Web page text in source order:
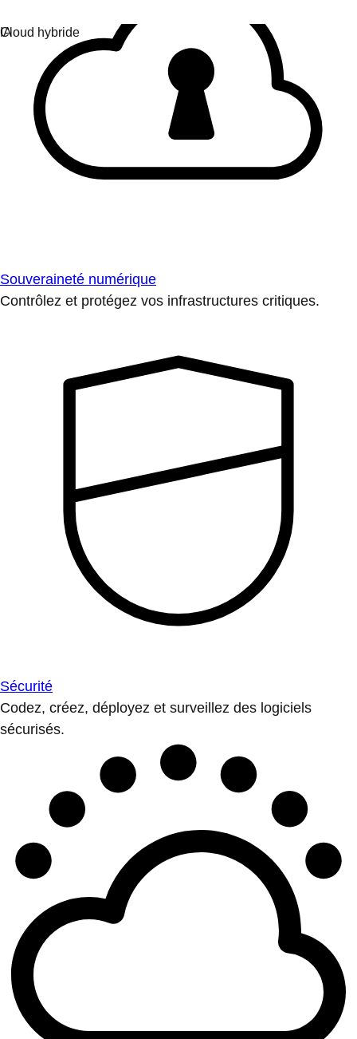
Souveraineté numérique
Contrôlez et protégez vos infrastructures critiques.
Sécurité
Codez, créez, déployez et surveillez des logiciels
sécurisés.